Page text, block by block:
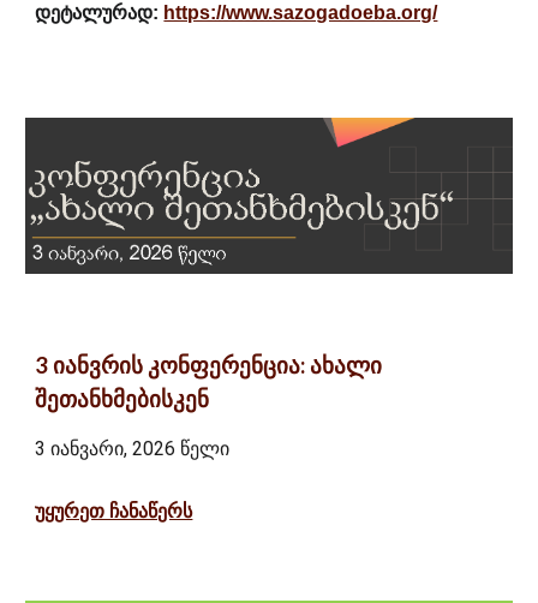
დეტალურად: https://www.sazogadoeba.org/
3 იანვრის კონფერენცია: ახალი
შეთანხმებისკენ
3 იანვარი, 2026 წელი
უყურეთ ჩანაწერს